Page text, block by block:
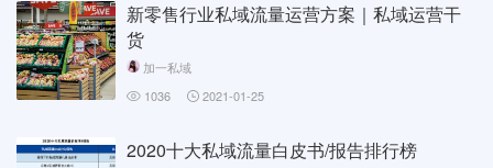
新零售行业私域流量运营方案｜私域运营干
货
加一私域
1036
2021-01-25
2020十大私域流量白皮书/报告排行榜